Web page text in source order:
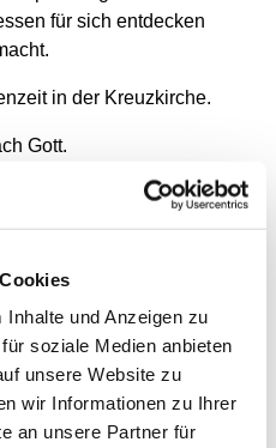
und Anzeigen zu
soziale Medien anbieten
unsere Website zu
wir Informationen zu Ihrer
an unsere Partner für
für sich entdecken
in der Kreuzkirche.
Gott.
mit Würstchen und
mit allen